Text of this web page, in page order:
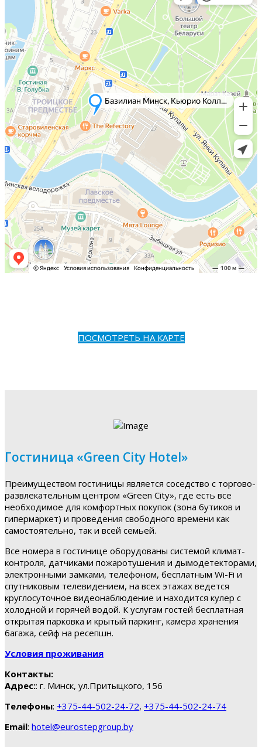
ПОСМОТРЕТЬ НА КАРТЕ
Гостиница «Green City Hotel»
Преимуществом гостиницы является соседство с торгово-
развлекательным центром «Green City», где есть все
необходимое для комфортных покупок (зона бутиков и
гипермаркет) и проведения свободного времени как
самостоятельно, так и всей семьей.
Все номера в гостинице оборудованы системой климат-
контроля, датчиками пожаротушения и дымодетекторами,
электронными замками, телефоном, бесплатным Wi-Fi и
спутниковым телевидением, на всех этажах ведется
круглосуточное видеонаблюдение и находится кулер с
холодной и горячей водой. К услугам гостей бесплатная
открытая парковка и крытый паркинг, камера хранения
багажа, сейф на ресепшн.
Условия проживания
Контакты:
Адрес:: г. Минск, ул.Притыцкого, 156
Телефоны: +375-44-502-24-72, +375-44-502-24-74
Email: hotel@eurostepgroup.by